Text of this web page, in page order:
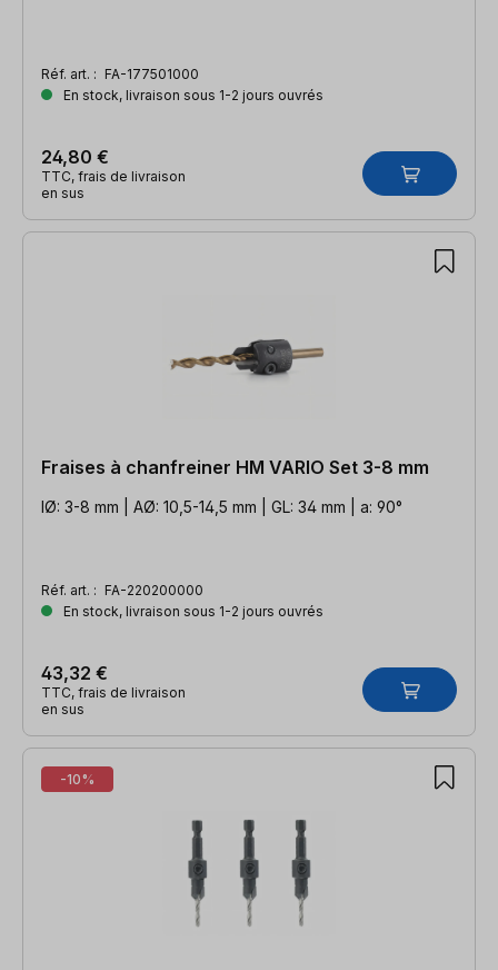
Réf. art. : FA-177501000
En stock, livraison sous 1-2 jours ouvrés
24,80 €
TTC, frais de livraison
en sus
Fraises à chanfreiner HM VARIO Set 3-8 mm
IØ: 3-8 mm | AØ: 10,5-14,5 mm | GL: 34 mm | a: 90°
Réf. art. : FA-220200000
En stock, livraison sous 1-2 jours ouvrés
43,32 €
TTC, frais de livraison
en sus
-10%